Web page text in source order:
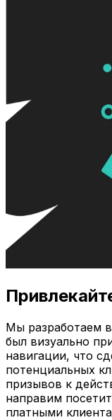
Мы разработаем
был визуально
навигации, что
потенциальных
призывов к
направим
платными